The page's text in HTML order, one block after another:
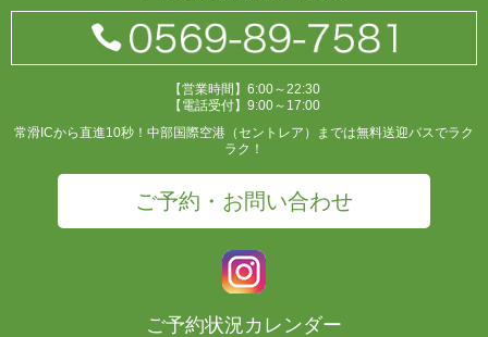
【営業時間】6:00～22:30
【電話受付】9:00～17:00
常滑ICから直進10秒！中部国際空港（セントレア）までは無料送迎バスでラク
ラク！
ご予約・お問い合わせ
ご予約状況カレンダー